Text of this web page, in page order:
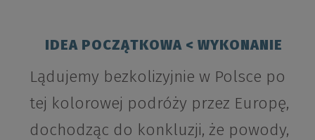
IDEA POCZĄTKOWA < WYKONANIE
Lądujemy bezkolizyjnie w Polsce po
tej kolorowej podróży przez Europę,
dochodząc do konkluzji, że powody,